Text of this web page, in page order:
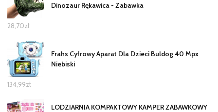
Dinozaur Rękawica - Zabawka
28,70zł
Frahs Cyfrowy Aparat Dla Dzieci Buldog 40 Mpx
Niebiski
134,99zł
LODZIARNIA KOMPAKTOWY KAMPER ZABAWKOWY